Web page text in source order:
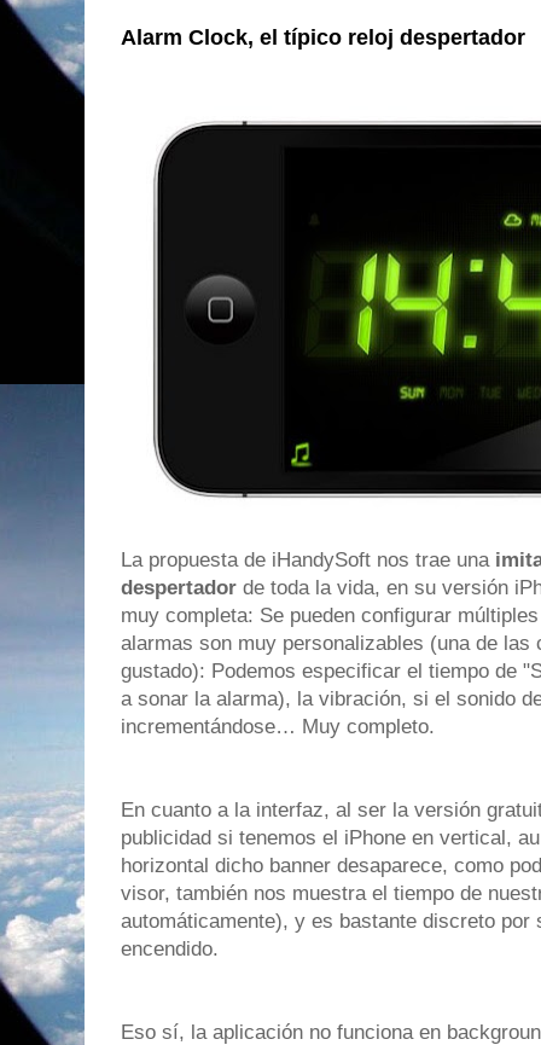
Alarm Clock, el típico reloj despertador
La propuesta de iHandySoft nos trae una
despertador de toda la vida, en su versión
muy completa: Se pueden configurar
alarmas son muy personalizables (una de las
gustado): Podemos especificar el tiempo de
a sonar la alarma), la vibración, si el sonido
incrementándose… Muy completo.
En cuanto a la interfaz, al ser la versión
publicidad si tenemos el iPhone en vertical,
horizontal dicho banner desaparece, como
visor, también nos muestra el tiempo de
automáticamente), y es bastante discreto por
encendido.
Eso sí, la aplicación no funciona en